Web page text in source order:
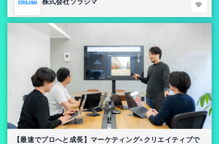
株式会社ソラジマ
【最速でプロへと成長】マーケティング×クリエイティブで